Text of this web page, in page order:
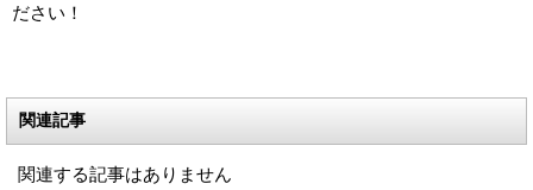
ださい！
関連記事
関連する記事はありません